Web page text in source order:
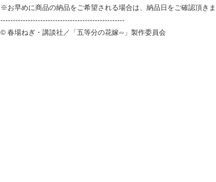
※お早めに商品の納品をご希望される場合は、納品日をご確認頂き
--------------------------------------------------
© 春場ねぎ・講談社／「五等分の花嫁∽」製作委員会